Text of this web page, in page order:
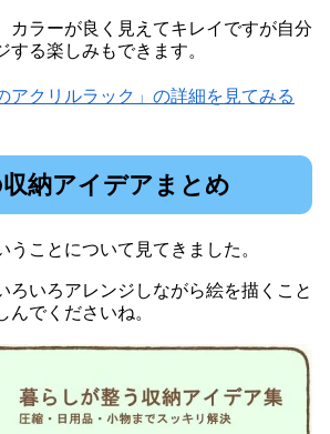
カラーが良く見えてキレイですが自分
する楽しみもできます。
アクリルラック」の詳細を見てみる
納アイデアまとめ
うことについて見てきました。
ろいろアレンジしながら絵を描くこと
んでくださいね。